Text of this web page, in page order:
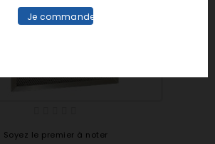
Soyez le premier à noter
Je commande